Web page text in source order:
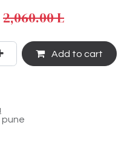
2,060.00L
Add to cart
pune